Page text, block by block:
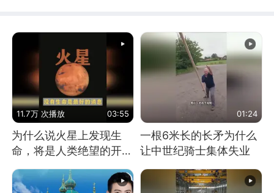
11.7万 次播放 03:55
为什么说火星上发现生
命，将是人类绝望的开
始？
01:24
一根6米长的长矛为什么
让中世纪骑士集体失业